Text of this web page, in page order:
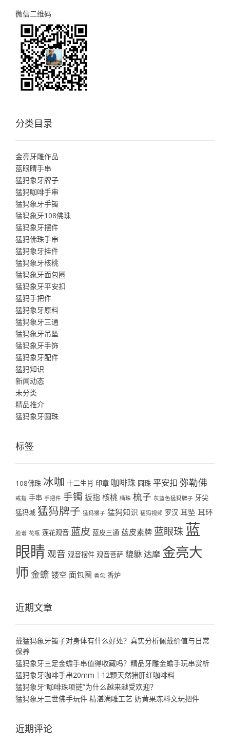
微信二维码
分类目录
金亮牙雕作品
蓝眼睛手串
猛犸象牙牌子
猛犸咖啡手串
猛犸象牙手镯
猛犸象牙108佛珠
猛犸象牙摆件
猛犸佛珠手串
猛犸象牙挂件
猛犸象牙核桃
猛犸象牙面包圈
猛犸象牙平安扣
猛犸手把件
猛犸象牙原料
猛犸象牙三通
猛犸象牙吊坠
猛犸象牙手饰
猛犸象牙配件
猛犸知识
新闻动态
未分类
精品推介
猛犸象牙圆珠
标签
108佛珠 冰咖 十二生肖 印章 咖啡珠 圆珠 平安扣 弥勒佛
戒指 手串 手把件 手镯 扳指 核桃 桶珠 梳子 灰蓝色猛犸牌子 牙尖
猛犸城 猛犸牌子 猛犸猴子 猛犸知识 猛犸视频 罗汉 耳坠 耳环
脸谱 花瓶 莲花观音 蓝皮 蓝皮三通 蓝皮素牌 蓝眼珠蓝
眼睛 观音 观音摆件 观音菩萨 貔貅达摩 金亮大
师 金蟾 镂空 面包圈 香包 香炉
近期文章
戴猛犸象牙镯子对身体有什么好处？真实分析佩戴价值与日常
保养
猛犸象牙三足金蟾手串值得收藏吗？精品牙雕金蟾手玩串赏析
猛犸象牙咖啡手串20mm｜12颗天然猪肝红咖啡料
猛犸象牙“咖啡珠项链”为什么越来越受欢迎？
猛犸象牙三世佛手玩件 精湛满雕工艺 奶黄果冻料文玩把件
近期评论